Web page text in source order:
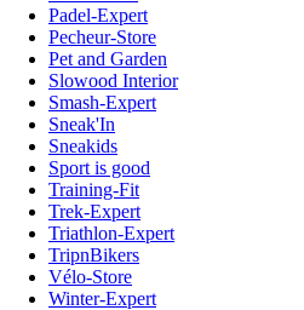
Padel-Expert
Pecheur-Store
Pet and Garden
Slowood Interior
Smash-Expert
Sneak'In
Sneakids
Sport is good
Training-Fit
Trek-Expert
Triathlon-Expert
TripnBikers
Vélo-Store
Winter-Expert